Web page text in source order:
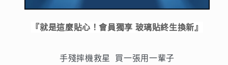
『就是這麼貼心！會員獨享 玻璃貼終生換新』
手殘摔機救星 買一張用一輩子